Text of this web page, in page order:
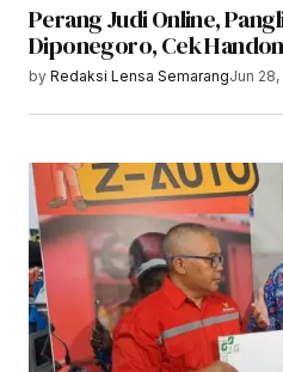
Perang Judi Online,
Diponegoro, Cek
by Redaksi Lensa SemarangJun